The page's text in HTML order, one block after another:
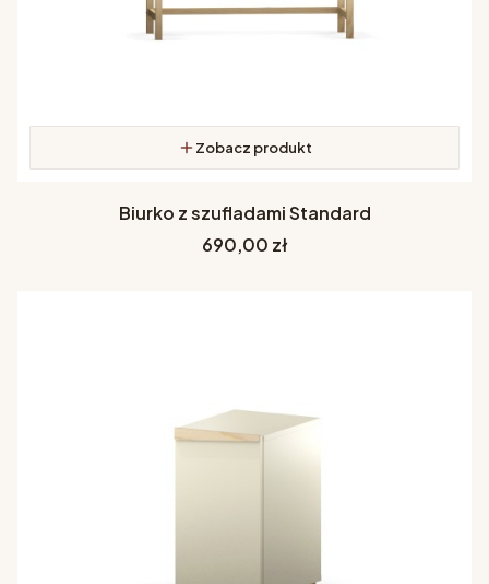
Zobacz produkt
Biurko z szufladami Standard
Cena
690,00 zł